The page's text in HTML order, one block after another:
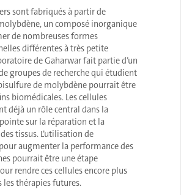
sont fabriqués à partir de
un composé inorganique
de nombreuses formes
différentes à très petite
de Gaharwar fait partie d’un
groupes de recherche qui étudient
de molybdène pourrait être
biomédicales. Les cellules
déjà un rôle central dans la
sur la réparation et la
tissus. L’utilisation de
augmenter la performance des
pourrait être une étape
rendre ces cellules encore plus
les thérapies futures.